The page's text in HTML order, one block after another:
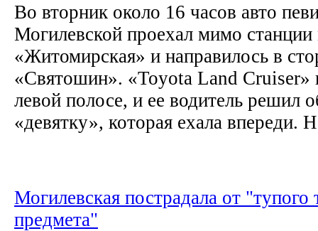
Во вторник около 16 часов авто
Могилевской проехал мимо станции
«Житомирская» и направилось в
«Святошин». «Toyota Land Cruiser»
левой полосе, и ее водитель решил
«девятку», которая ехала впереди.
Могилевская пострадала от "тупого
предмета"